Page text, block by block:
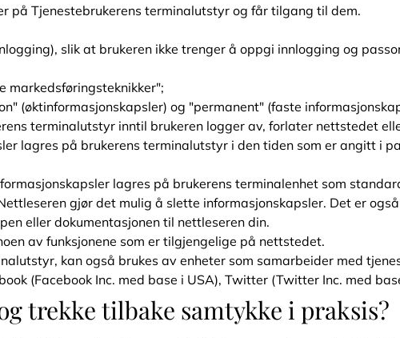
på Tjenestebrukerens terminalutstyr og får tilgang til dem.
slik at brukeren ikke trenger å oppgi innlogging og
markedsføringsteknikker";
(øktinformasjonskapsler) og "permanent" (faste
terminalutstyr inntil brukeren logger av, forlater nettstedet
lagres på brukerens terminalutstyr i den tiden som er angitt i
lagres på brukerens terminalenhet som
gjør det mulig å slette informasjonskapsler. Det er
eller dokumentasjonen til nettleseren din.
av funksjonene som er tilgjengelige på nettstedet.
kan også brukes av enheter som samarbeider med
(Facebook Inc. med base i USA), Twitter (Twitter Inc. med
trekke tilbake samtykke i praksis?